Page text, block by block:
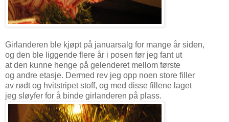
Girlanderen ble kjøpt på januarsalg for mange år siden,
og den ble liggende flere år i posen før jeg fant ut
at den kunne henge på gelenderet mellom første
og andre etasje. Dermed rev jeg opp noen store filler
av rødt og hvitstripet stoff, og med disse fillene laget
jeg sløyfer for å binde girlanderen på plass.